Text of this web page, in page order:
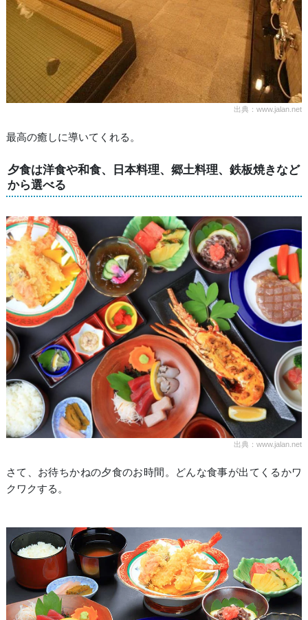
出典：www.jalan.net
最高の癒しに導いてくれる。
夕食は洋食や和食、日本料理、郷土料理、鉄板焼きなど
から選べる
出典：www.jalan.net
さて、お待ちかねの夕食のお時間。どんな食事が出てくるかワ
クワクする。